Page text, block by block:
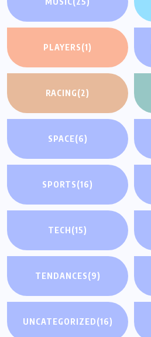
PLAYERS(1)
RACING(2)
SPACE(6)
SPORTS(16)
TECH(15)
TENDANCES(9)
UNCATEGORIZED(16)